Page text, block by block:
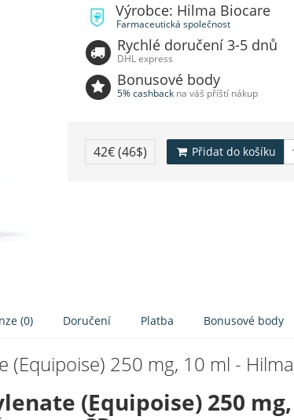
Výrobce: Hilma Biocare
Farmaceutická společnost
Rychlé doručení 3-5 dnů
DHL express
Bonusové body
5% cashbackna váš příští nákup
42€(46$) Přidat do košíku
(0) Doručení Platba Bonusové body
(Equipoise) 250 mg, 10 ml -
(Equipoise) 250